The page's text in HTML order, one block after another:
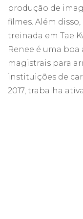
produção de
filmes. Além
treinada em Tae
Renee é uma
magistrais para
instituições de
2017, trabalha